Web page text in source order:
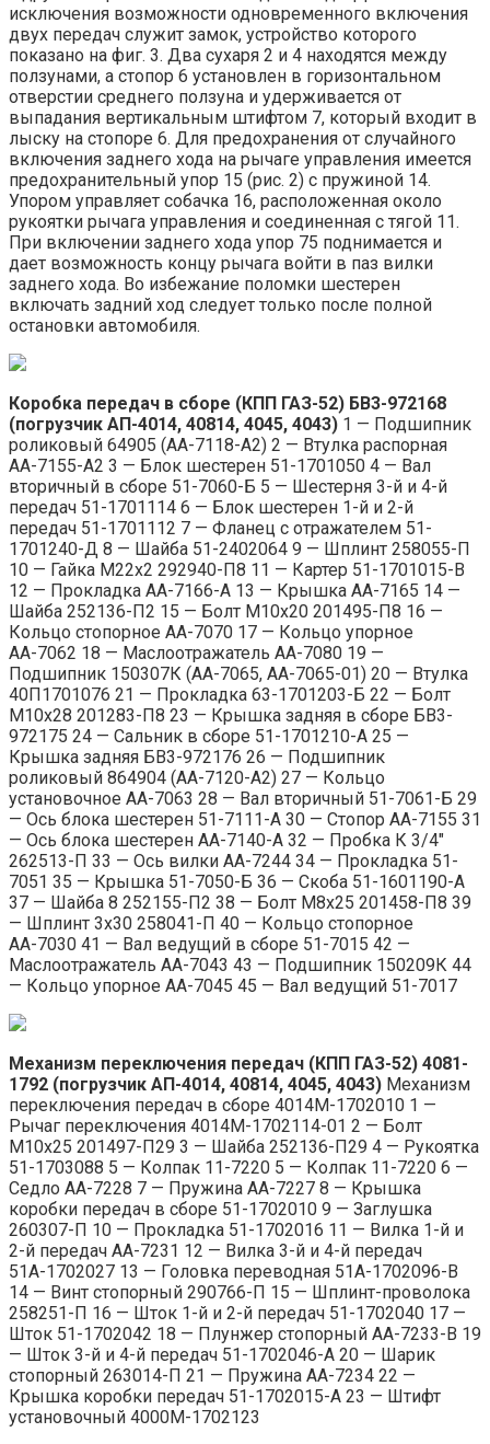
исключения возможности одновременного включения
двух передач служит замок, устройство которого
показано на фиг. 3. Два сухаря 2 и 4 находятся между
ползунами, а стопор 6 установлен в горизонтальном
отверстии среднего ползуна и удерживается от
выпадания вертикальным штифтом 7, который входит в
лыску на стопоре 6. Для предохранения от случайного
включения заднего хода на рычаге управления имеется
предохранительный упор 15 (рис. 2) с пружиной 14.
Упором управляет собачка 16, расположенная около
рукоятки рычага управления и соединенная с тягой 11.
При включении заднего хода упор 75 поднимается и
дает возможность концу рычага войти в паз вилки
заднего хода. Во избежание поломки шестерен
включать задний ход следует только после полной
остановки автомобиля.
Коробка передач в сборе (КПП ГАЗ-52) БВ3-972168
(погрузчик АП-4014, 40814, 4045, 4043) 1 — Подшипник
роликовый 64905 (АА-7118-А2) 2 — Втулка распорная
АА-7155-А2 3 — Блок шестерен 51-1701050 4 — Вал
вторичный в сборе 51-7060-Б 5 — Шестерня 3-й и 4-й
передач 51-1701114 6 — Блок шестерен 1-й и 2-й
передач 51-1701112 7 — Фланец с отражателем 51-
1701240-Д 8 — Шайба 51-2402064 9 — Шплинт 258055-П
10 — Гайка М22х2 292940-П8 11 — Картер 51-1701015-В
12 — Прокладка АА-7166-А 13 — Крышка АА-7165 14 —
Шайба 252136-П2 15 — Болт М10х20 201495-П8 16 —
Кольцо стопорное АА-7070 17 — Кольцо упорное
АА-7062 18 — Маслоотражатель АА-7080 19 —
Подшипник 150307К (АА-7065, АА-7065-01) 20 — Втулка
40П1701076 21 — Прокладка 63-1701203-Б 22 — Болт
М10х28 201283-П8 23 — Крышка задняя в сборе БВ3-
972175 24 — Сальник в сборе 51-1701210-А 25 —
Крышка задняя БВ3-972176 26 — Подшипник
роликовый 864904 (АА-7120-А2) 27 — Кольцо
установочное АА-7063 28 — Вал вторичный 51-7061-Б 29
— Ось блока шестерен 51-7111-А 30 — Стопор АА-7155 31
— Ось блока шестерен АА-7140-А 32 — Пробка К 3/4″
262513-П 33 — Ось вилки АА-7244 34 — Прокладка 51-
7051 35 — Крышка 51-7050-Б 36 — Скоба 51-1601190-А
37 — Шайба 8 252155-П2 38 — Болт М8х25 201458-П8 39
— Шплинт 3х30 258041-П 40 — Кольцо стопорное
АА-7030 41 — Вал ведущий в сборе 51-7015 42 —
Маслоотражатель АА-7043 43 — Подшипник 150209К 44
— Кольцо упорное АА-7045 45 — Вал ведущий 51-7017
Механизм переключения передач (КПП ГАЗ-52) 4081-
1792 (погрузчик АП-4014, 40814, 4045, 4043) Механизм
переключения передач в сборе 4014М-1702010 1 —
Рычаг переключения 4014М-1702114-01 2 — Болт
М10х25 201497-П29 3 — Шайба 252136-П29 4 — Рукоятка
51-1703088 5 — Колпак 11-7220 5 — Колпак 11-7220 6 —
Седло АА-7228 7 — Пружина АА-7227 8 — Крышка
коробки передач в сборе 51-1702010 9 — Заглушка
260307-П 10 — Прокладка 51-1702016 11 — Вилка 1-й и
2-й передач АА-7231 12 — Вилка 3-й и 4-й передач
51А-1702027 13 — Головка переводная 51А-1702096-В
14 — Винт стопорный 290766-П 15 — Шплинт-проволока
258251-П 16 — Шток 1-й и 2-й передач 51-1702040 17 —
Шток 51-1702042 18 — Плунжер стопорный АА-7233-В 19
— Шток 3-й и 4-й передач 51-1702046-А 20 — Шарик
стопорный 263014-П 21 — Пружина АА-7234 22 —
Крышка коробки передач 51-1702015-А 23 — Штифт
установочный 4000М-1702123